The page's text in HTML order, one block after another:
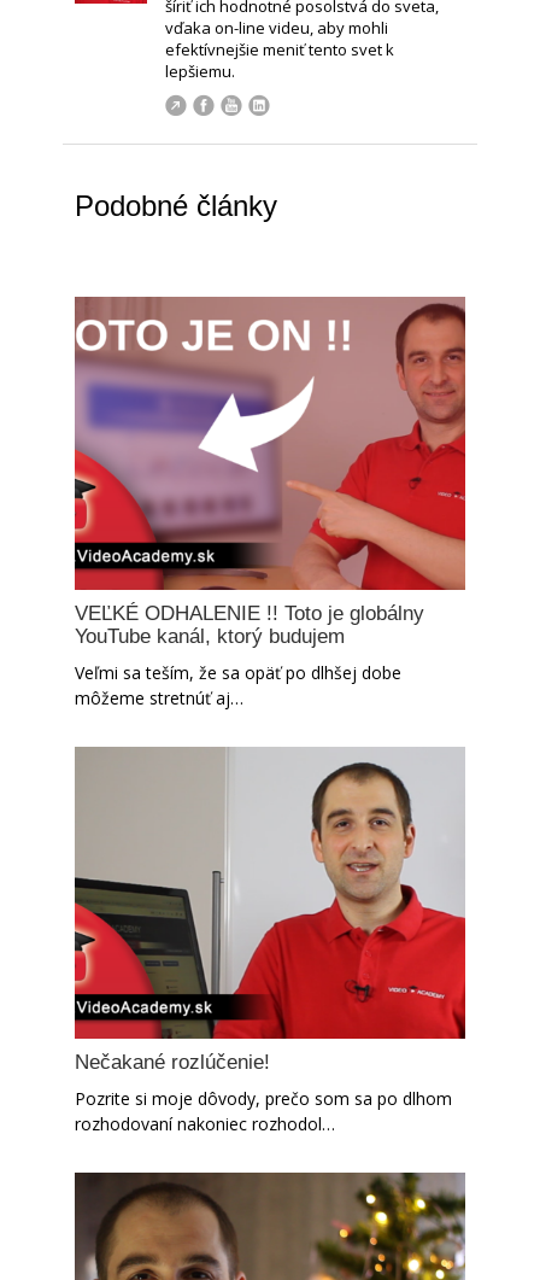
šíriť ich hodnotné posolstvá do sveta,
vďaka on-line videu, aby mohli
efektívnejšie meniť tento svet k
lepšiemu.
Podobné články
VEĽKÉ ODHALENIE !! Toto je globálny
YouTube kanál, ktorý budujem
Veľmi sa teším, že sa opäť po dlhšej dobe
môžeme stretnúť aj…
Nečakané rozlúčenie!
Pozrite si moje dôvody, prečo som sa po dlhom
rozhodovaní nakoniec rozhodol…